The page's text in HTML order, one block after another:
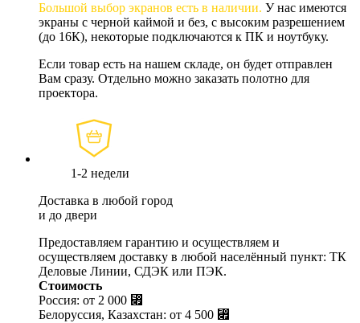
Большой выбор экранов есть в наличии. У нас имеются
экраны с черной каймой и без, с высоким разрешением
(до 16К), некоторые подключаются к ПК и ноутбуку.
Если товар есть на нашем складе, он будет отправлен
Вам сразу. Отдельно можно заказать полотно для
проектора.
1-2 недели
Доставка в любой город
и до двери
Предоставляем гарантию и осуществляем и
осуществляем доставку в любой населённый пункт: ТК
Деловые Линии, СДЭК или ПЭК.
Стоимость
Россия: от 2 000 ⃏
Белоруссия, Казахстан: от 4 500 ⃏